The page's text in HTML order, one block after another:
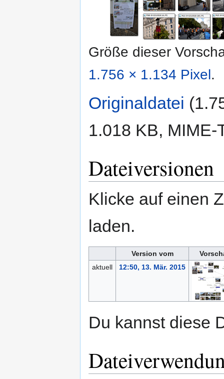
Größe dieser
1.756 × 1.134 Pixel.
Originaldatei
1.018 KB,
Dateiversionen
Klicke auf einen
laden.
Version vom
aktuell
12:50, 13. Mär. 2015
Du kannst diese